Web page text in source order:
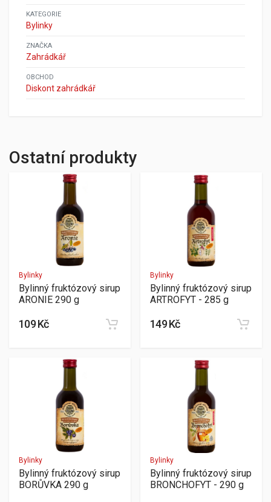
KATEGORIE
Bylinky
ZNAČKA
Zahrádkář
OBCHOD
Diskont zahrádkář
Ostatní produkty
Bylinky
Bylinný fruktózový sirup
ARONIE 290 g
109 Kč
Bylinky
Bylinný fruktózový sirup
ARTROFYT - 285 g
149 Kč
Bylinky
Bylinný fruktózový sirup
BORŮVKA 290 g
Bylinky
Bylinný fruktózový sirup
BRONCHOFYT - 290 g